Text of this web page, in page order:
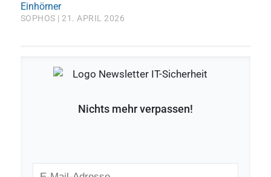
Einhörner
SOPHOS 21. APRIL 2026
Nichts mehr verpassen!